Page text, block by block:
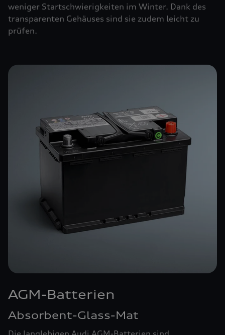
weniger Startschwierigkeiten im Winter. Dank des
transparenten Gehäuses sind sie zudem leicht zu
prüfen.
AGM-Batterien
Absorbent-Glass-Mat